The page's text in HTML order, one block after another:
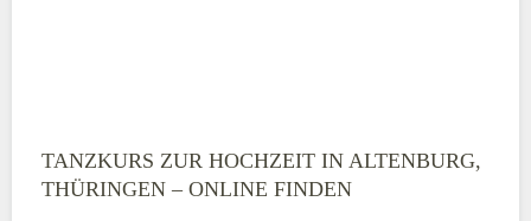
Montag
TANZKURS ZUR HOCHZEIT IN ALTENBURG,
THÜRINGEN – ONLINE FINDEN